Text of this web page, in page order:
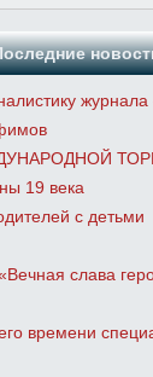
19 века
с детьми
слава
времени